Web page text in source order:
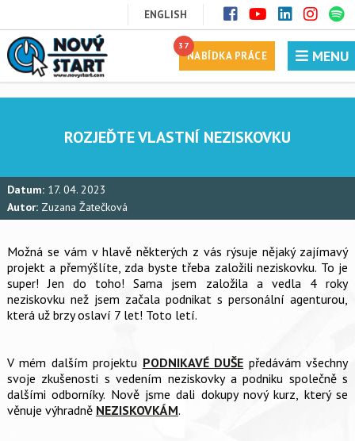
MENU
ENGLISH
NABÍDKA PRÁCE
37
ROZJEĎTE VLASTNÍ NEZISKOVKU
Datum:17. 04. 2023
Autor:Zuzana Žatečková
Možná se vám v hlavě některých z vás rýsuje nějaký zajímavý
projekt a přemýšlíte, zda byste třeba založili neziskovku. To je
super! Jen do toho! Sama jsem založila a vedla 4 roky
neziskovku než jsem začala podnikat s personální agenturou,
která už brzy oslaví 7 let! Toto letí.
V mém dalším projektu PODNIKAVÉ DUŠE předávám všechny
svoje zkušenosti s vedením neziskovky a podniku společně s
dalšími odborníky. Nově jsme dali dokupy nový kurz, který se
věnuje výhradně NEZISKOVKÁM.